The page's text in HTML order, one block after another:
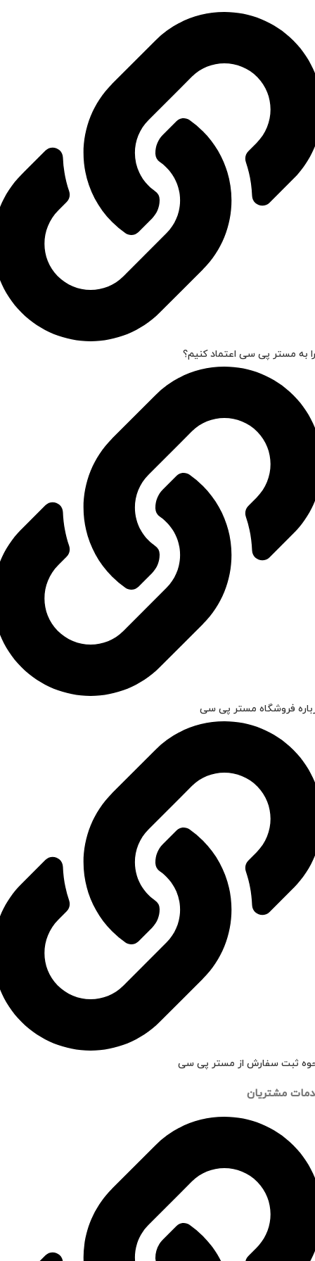
به مستر پی سی اعتماد کنیم؟
فروشگاه مستر پی سی
ثبت سفارش از مستر پی سی
مشتریان